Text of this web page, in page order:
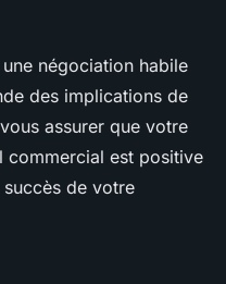
négociation habile
des implications de
assurer que votre
commercial est positive
de votre